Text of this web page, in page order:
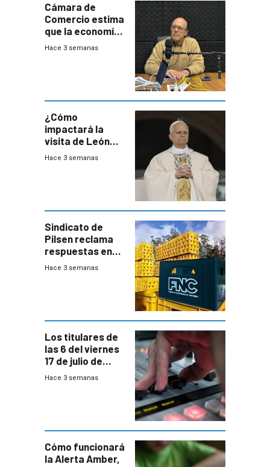
Cámara de
Comercio estima
que la economía
crecerá 1,6%
Hace 3 semanas
¿Cómo
impactará la
visita de León
XIV a Uruguay?
Hace 3 semanas
Sindicato de
Pilsen reclama
respuestas en
medio de
Hace 3 semanas
Los titulares de
las 6 del viernes
17 de julio de
2026
Hace 3 semanas
Cómo funcionará
la Alerta Amber,